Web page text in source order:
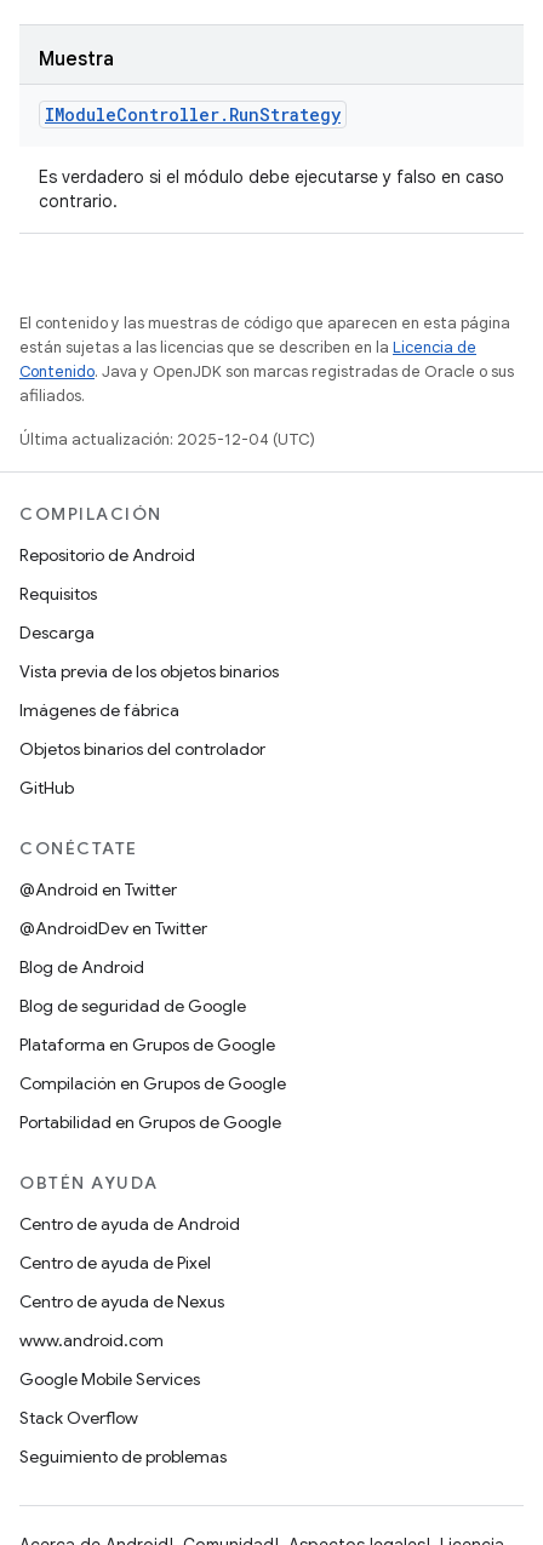
Muestra
IModuleController. RunStrategy
Es verdadero si el módulo debe ejecutarse y falso en caso
contrario.
El contenido y las muestras de código que aparecen en esta página
están sujetas a las licencias que se describen en la Licencia de
Contenido. Java y OpenJDK son marcas registradas de Oracle o sus
afiliados.
Última actualización: 2025-12-04 (UTC)
COMPILACIÓN
Repositorio de Android
Requisitos
Descarga
Vista previa de los objetos binarios
Imágenes de fábrica
Objetos binarios del controlador
GitHub
CONÉCTATE
@Android en Twitter
@AndroidDev en Twitter
Blog de Android
Blog de seguridad de Google
Plataforma en Grupos de Google
Compilación en Grupos de Google
Portabilidad en Grupos de Google
OBTÉN AYUDA
Centro de ayuda de Android
Centro de ayuda de Pixel
Centro de ayuda de Nexus
www.android.com
Google Mobile Services
Stack Overflow
Seguimiento de problemas